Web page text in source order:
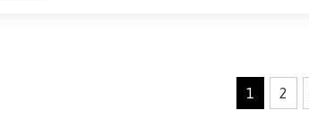
1 2